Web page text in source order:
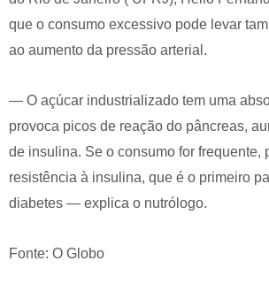
que o consumo excessivo pode levar
ao aumento da pressão arterial.
— O açúcar industrializado tem uma
provoca picos de reação do pâncreas,
de insulina. Se o consumo for frequente,
resistência à insulina, que é o primeiro
diabetes — explica o nutrólogo.
Fonte: O Globo